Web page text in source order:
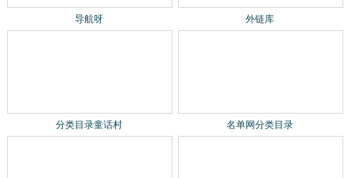
导航呀 外链库
分类目录童话村 名单网分类目录